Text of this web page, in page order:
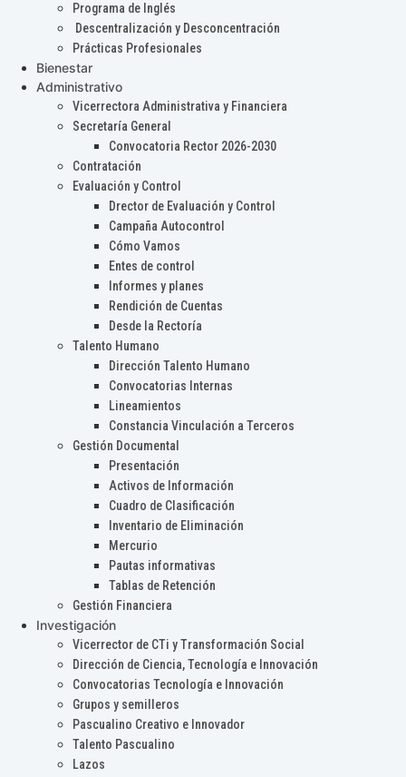
Programa de Inglés
Descentralización y Desconcentración
Prácticas Profesionales
Bienestar
Administrativo
Vicerrectora Administrativa y Financiera
Secretaría General
Convocatoria Rector 2026-2030
Contratación
Evaluación y Control
Drector de Evaluación y Control
Campaña Autocontrol
Cómo Vamos
Entes de control
Informes y planes
Rendición de Cuentas
Desde la Rectoría
Talento Humano
Dirección Talento Humano
Convocatorias Internas
Lineamientos
Constancia Vinculación a Terceros
Gestión Documental
Presentación
Activos de Información
Cuadro de Clasificación
Inventario de Eliminación
Mercurio
Pautas informativas
Tablas de Retención
Gestión Financiera
Investigación
Vicerrector de CTi y Transformación Social
Dirección de Ciencia, Tecnología e Innovación
Convocatorias Tecnología e Innovación
Grupos y semilleros
Pascualino Creativo e Innovador
Talento Pascualino
Lazos